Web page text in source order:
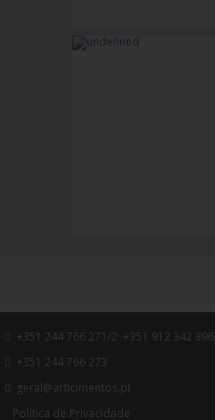
+351 244 766 271/2 +351 912 342 396
+351 244 766 273
geral@articimentos.pt
Política de Privacidade